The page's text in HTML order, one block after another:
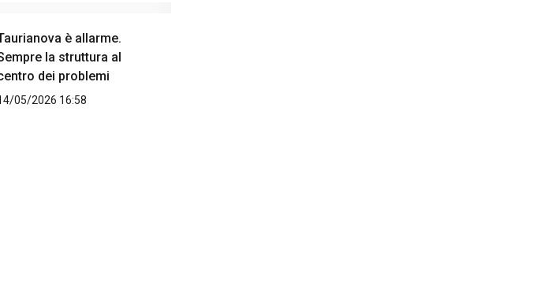
è allarme.
la struttura al
dei problemi
05/2026 16:58